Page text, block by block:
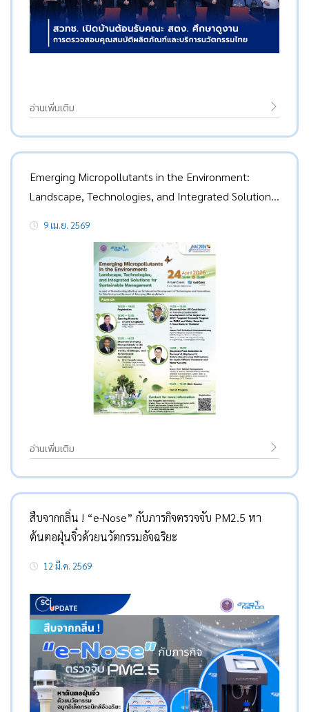
อ่านเพิ่มเติม
Emerging Micropollutants in the Environment:
Landscape, Technologies, and Integrated Solutions
9 เม.ย. 2569
อ่านเพิ่มเติม
สืบจากกลิ่น ! “e-Nose” กับภารกิจตรวจจับ PM2.5 หา
ต้นตอฝุ่นจิ๋วด้วยนวัตกรรมอัจฉริยะ
12 มี.ค. 2569